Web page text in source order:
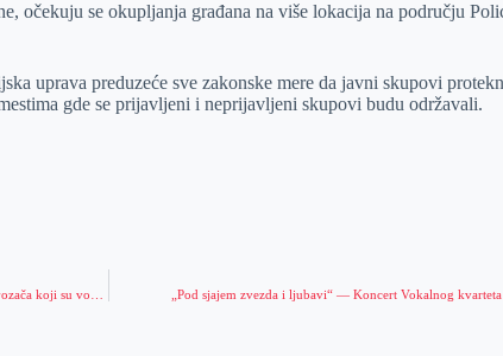
očekuju se okupljanja građana na više lokacija na području
uprava preduzeće sve zakonske mere da javni skupovi
gde se prijavljeni i neprijavljeni skupovi budu održavali.
„Pod sjajem zvezda i ljubavi“ — Koncert Vokalnog